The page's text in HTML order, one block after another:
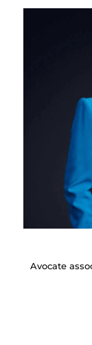
Avocate